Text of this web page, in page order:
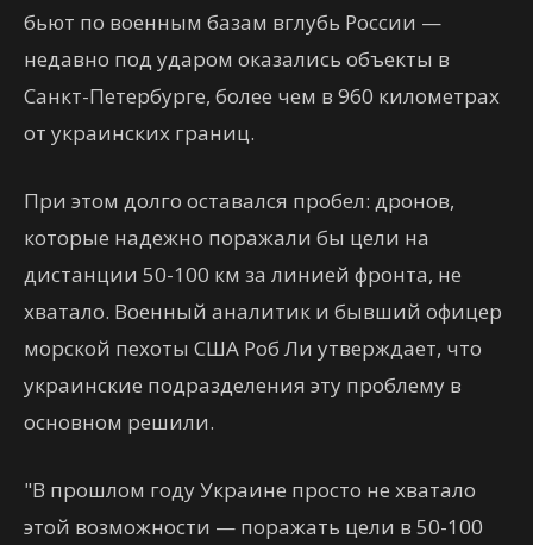
бьют по военным базам вглубь России —
недавно под ударом оказались объекты в
Санкт-Петербурге, более чем в 960 километрах
от украинских границ.
При этом долго оставался пробел: дронов,
которые надежно поражали бы цели на
дистанции 50-100 км за линией фронта, не
хватало. Военный аналитик и бывший офицер
морской пехоты США Роб Ли утверждает, что
украинские подразделения эту проблему в
основном решили.
"В прошлом году Украине просто не хватало
этой возможности — поражать цели в 50-100